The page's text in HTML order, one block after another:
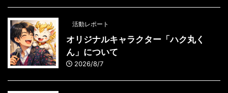
活動レポート
オリジナルキャラクター「ハク丸く
ん」について
2026/8/7